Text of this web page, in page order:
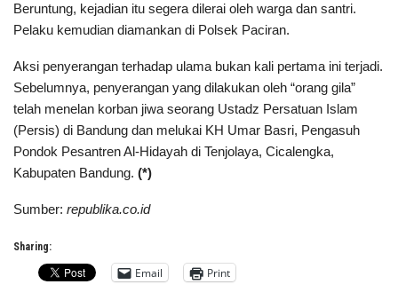
Beruntung, kejadian itu segera dilerai oleh warga dan santri.
Pelaku kemudian diamankan di Polsek Paciran.
Aksi penyerangan terhadap ulama bukan kali pertama ini terjadi.
Sebelumnya, penyerangan yang dilakukan oleh “orang gila”
telah menelan korban jiwa seorang Ustadz Persatuan Islam
(Persis) di Bandung dan melukai KH Umar Basri, Pengasuh
Pondok Pesantren Al-Hidayah di Tenjolaya, Cicalengka,
Kabupaten Bandung. (*)
Sumber: republika.co.id
Sharing:
Email Print